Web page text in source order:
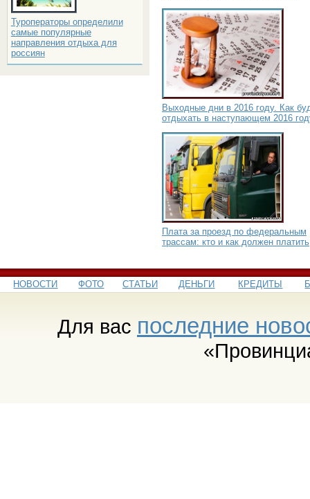
Туроператоры определили
самые популярные
направления отдыха для
россиян
Выходные дни в 2016 году. Как
отдыхать в наступающем 2016
Плата за проезд по федеральным
трассам: кто и как должен платить
НОВОСТИ ФОТО СТАТЬИ ДЕНЬГИ КРЕДИТЫ
Для вас последние